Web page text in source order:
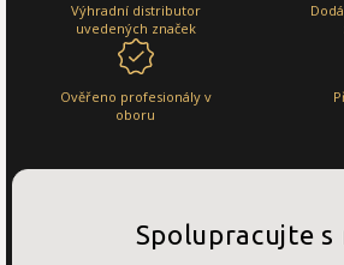
Výhradní distributor
uvedených značek
Ověřeno profesionály v
oboru
Spolupracujte s